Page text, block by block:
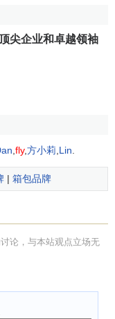
着“自己想穿”的
运动的真正运动
合作，选择最高级
以及鞋、包袋、帽
，作为插入色增加
八十年代末期，
所擅长的简
简时尚的代表符号
是PRADA皮件的
尼龙布系列的
尖企业和卓越领袖
fly,方小莉 Lin
| 箱包品牌
论，与本站观点立场无